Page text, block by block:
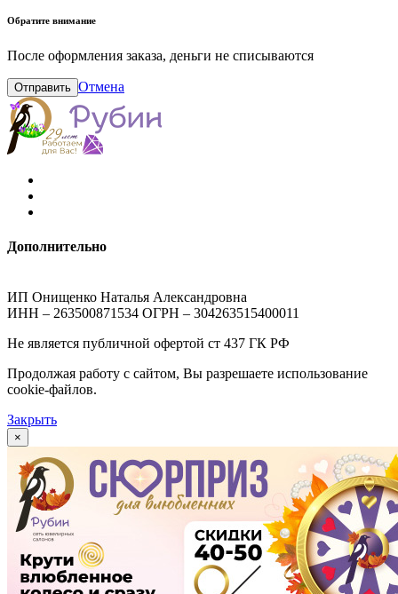
Обратите внимание
После оформления заказа, деньги не списываются
Отправить Отмена
Дополнительно
ИП Онищенко Наталья Александровна
ИНН – 263500871534 ОГРН – 304263515400011
Не является публичной офертой ст 437 ГК РФ
Продолжая работу с сайтом, Вы разрешаете использование
cookie-файлов.
Закрыть
×